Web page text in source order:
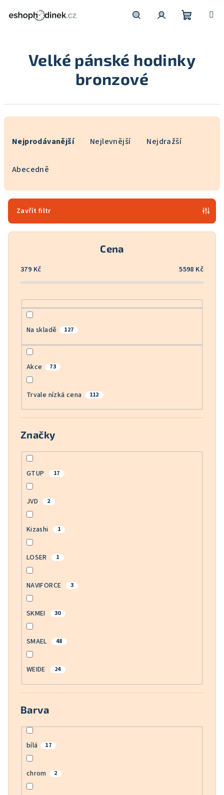
košík
Velké pánské hodinky
bronzové
r
o
Nejprodávanější Nejlevnější Nejdražší
Abecedně
Zavřít filtr
Cena
379 Kč 5598 Kč
Na skladě 127
Akce 73
Trvale nízká cena 112
Značky
GTUP 17
JVD 2
Kizashi 1
LOSER 1
NAVIFORCE 3
SKMEI 30
SMAEL 48
WEIDE 24
Barva
bílá 17
chrom 2